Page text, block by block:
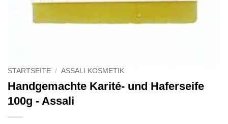
STARTSEITE / ASSALI KOSMETIK
Handgemachte Karité- und Haferseife
100g - Assali